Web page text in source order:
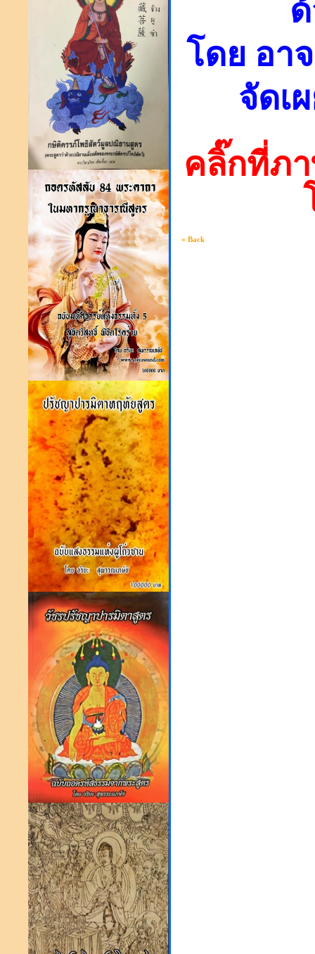
โดย อา
จัดเ
คลิ๊กที่ภ
« Back